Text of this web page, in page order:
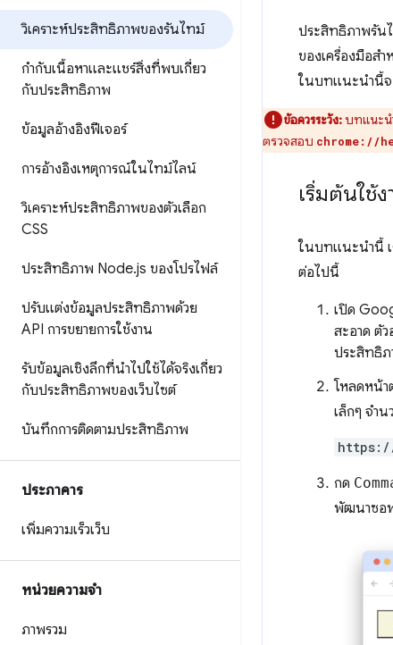
วิเคราะห์ประสิทธิภาพของรันไทม์
กำกับเนื้อหาและแชร์สิ่งที่พบเกี่ยว
กับประสิทธิภาพ
ข้อมูลอ้างอิงฟีเจอร์
การอ้างอิงเหตุการณ์ในไทม์ไลน์
วิเคราะห์ประสิทธิภาพของตัวเลือก
CSS
ประสิทธิภาพ Node.js ของโปรไฟล์
ปรับแต่งข้อมูลประสิทธิภาพด้วย
API การขยายการใช้งาน
รับข้อมูลเชิงลึกที่นำไปใช้ได้จริงเกี่ยว
กับประสิทธิภาพของเว็บไซต์
บันทึกการติดตามประสิทธิภาพ
ประภาคาร
เพิ่มความเร็วเว็บ
หน่วยความจำ
ภาพรวม
ประสิทธิภาพรัน
ของเครื่องมือส
ในบทแนะนํานี้จ
ข้อควรระวัง:บทแนะน
ตรวจสอบ chrome://
เริ่มต้นใช้
ในบทแนะนํานี้ เ
ต่อไปนี้
เปิด
สะอาด ตั
ประสิทธิภ
โหลดหน้า
เล็กๆ จำ
กด
พัฒนาซอ